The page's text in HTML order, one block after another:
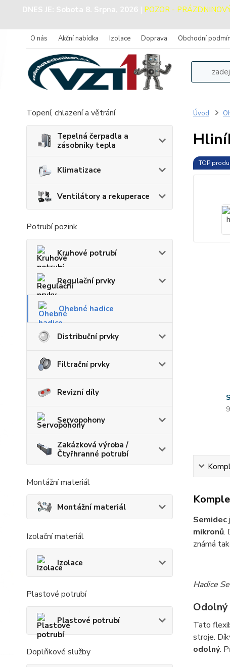
DNES JE: Sobota 8. Srpna, 2026 | POZOR -
O nás Akční nabídka Izolace Doprava Obchodní
Topení, chlazení a větrání
Tepelná čerpadla a
zásobníky tepla
Klimatizace
Ventilátory a rekuperace
Potrubí pozink
Kruhové potrubí
Regulační prvky
Ohebné hadice
Distribuční prvky
Filtrační prvky
Revizní díly
Servopohony
Zakázková výroba /
Čtyřhranné potrubí
Montážní materiál
Montážní materiál
Izolační materiál
Izolace
Plastové potrubí
Plastové potrubí
Doplňkové služby
Úvod
TOP
Semidec
mikronů.
známá
Hadice
Tato
stroje.
odolný.